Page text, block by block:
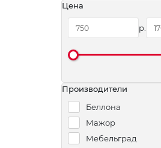
Цена
р.
Производители
Беллона
Мажор
Мебельград